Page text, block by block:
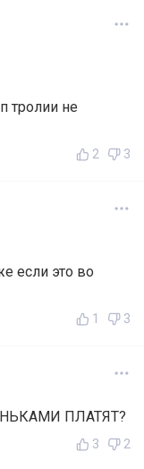
тролии не
2 3
если это во
1 3
ПЛАТЯТ?
3 2